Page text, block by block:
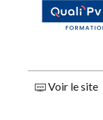
Voir le site